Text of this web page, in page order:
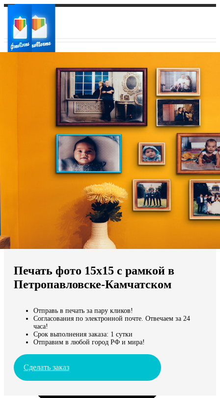
Ваш регион доставки
Выберите из списка:
Мы доставляем по всему миру
Продолжить без города
Печать фото 15х15 с рамкой в
Петропавловске-Камчатском
Отправь в печать за пару кликов!
Согласования по электронной почте. Отвечаем за 24
часа!
Срок выполнения заказа: 1 сутки
Отправим в любой город РФ и мира!
Сделать заказ